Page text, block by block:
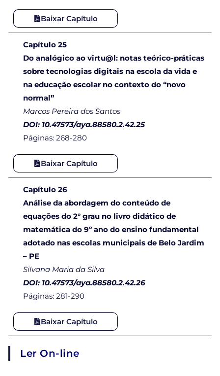
Baixar Capítulo
Capítulo 25
Do analógico ao virtu@l: notas teórico-práticas
sobre tecnologias digitais na escola da vida e
na educação escolar no contexto do “novo
normal”
Marcos Pereira dos Santos
DOI: 10.47573/aya.88580.2.42.25
Páginas: 268-280
Baixar Capítulo
Capítulo 26
Análise da abordagem do conteúdo de
equações do 2° grau no livro didático de
matemática do 9º ano do ensino fundamental
adotado nas escolas municipais de Belo Jardim
– PE
Silvana Maria da Silva
DOI: 10.47573/aya.88580.2.42.26
Páginas: 281-290
Baixar Capítulo
Ler On-line